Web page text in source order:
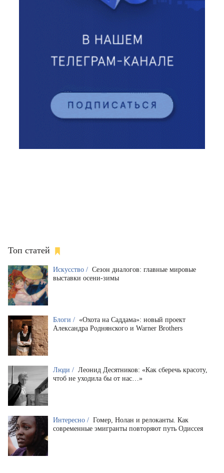
Топ статей
Искусство / Сезон диалогов: главные мировые
выставки осени-зимы
Блоги / «Охота на Саддама»: новый проект
Александра Роднянского и Warner Brothers
Люди / Леонид Десятников: «Как сберечь красоту,
чтоб не уходила бы от нас…»
Интересно / Гомер, Нолан и релоканты. Как
современные эмигранты повторяют путь Одиссея